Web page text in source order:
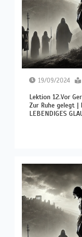
19/09/2024
Lektion 12.Vor
Zur Ruhe gelegt |
LEBENDIGES